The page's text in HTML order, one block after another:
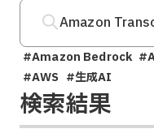
#Amazon Bedrock
#AWS #生成AI
検索結果